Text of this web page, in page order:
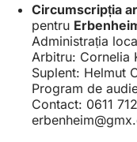
Circumscripția
pentru
Administrația
Arbitru: Cornelia
Suplent: Helmut
Program de
Contact: 0611
erbenheim
gmx